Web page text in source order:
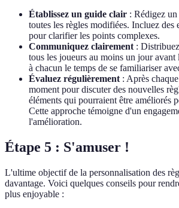
Établissez un guide clair : Rédigez
toutes les règles modifiées. Incluez des
pour clarifier les points complexes.
Communiquez clairement :
tous les joueurs au moins un jour avant
à chacun le temps de se familiariser
Évaluez régulièrement : Après
moment pour discuter des nouvelles
éléments qui pourraient être améliorés
Cette approche témoigne d'un
l'amélioration.
Étape 5 : S'amuser !
L'ultime objectif de la personnalisation des
davantage. Voici quelques conseils pour
plus enjoyable :